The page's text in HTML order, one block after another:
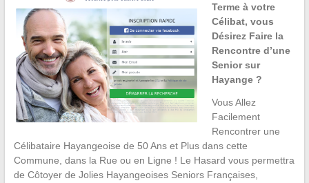
Terme à votre
Célibat, vous
Désirez Faire la
Rencontre d’une
Senior sur
Hayange ?
Vous Allez
Facilement
Rencontrer une
Célibataire Hayangeoise de 50 Ans et Plus dans cette
Commune, dans la Rue ou en Ligne ! Le Hasard vous permettra
de Côtoyer de Jolies Hayangeoises Seniors Françaises,